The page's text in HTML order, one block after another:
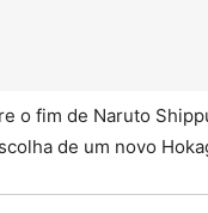
o fim de Naruto
de um novo